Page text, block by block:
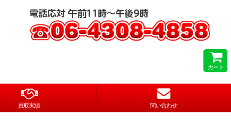
カート
買取実績 問い合わせ